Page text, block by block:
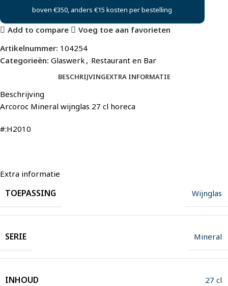
boven €350, anders €15 kosten per bestelling
Add to compare
Voeg toe aan favorieten
Artikelnummer: 104254
Categorieën: Glaswerk , Restaurant en Bar
BESCHRIJVINGEXTRA INFORMATIE
Beschrijving
Arcoroc Mineral wijnglas 27 cl horeca
#:H2010
Extra informatie
TOEPASSING Wijnglas
SERIE Mineral
INHOUD 27 cl